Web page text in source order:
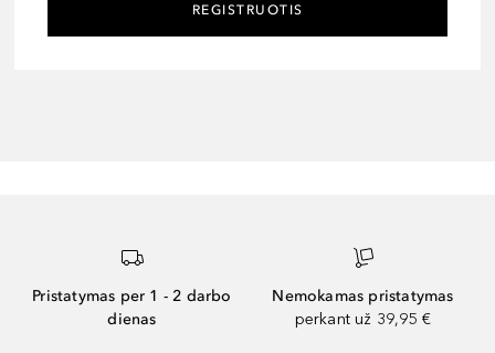
REGISTRUOTIS
Pristatymas per 1 - 2 darbo
dienas
Nemokamas pristatymas
perkant už 39,95 €